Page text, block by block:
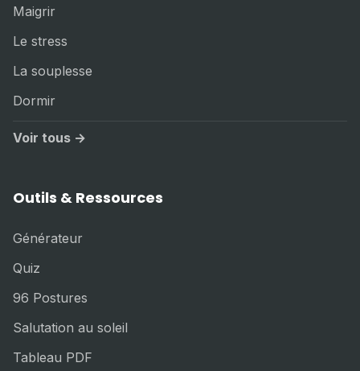
Maigrir
Le stress
La souplesse
Dormir
Voir tous →
Outils & Ressources
Générateur
Quiz
96 Postures
Salutation au soleil
Tableau PDF